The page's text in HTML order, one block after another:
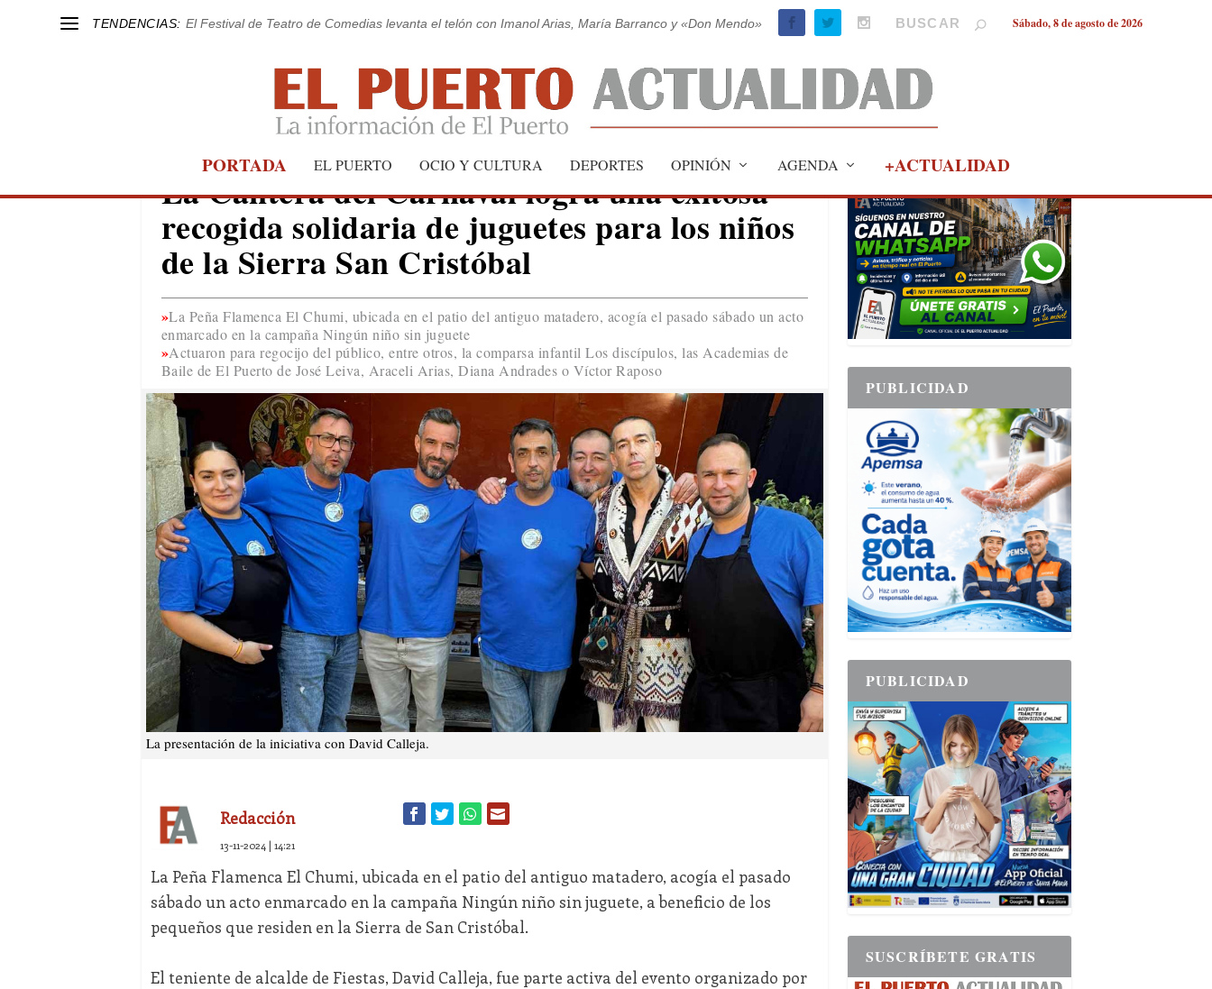
TENDENCIAS: El Festival de Teatro de Comedias levanta el telón con Imanol Arias, María Barranco y «Don Mendo» Sábado, 8 de agosto de 2026
PORTADA EL PUERTO OCIO Y CULTURA DEPORTES OPINIÓN AGENDA +ACTUALIDAD
EL PUERTO
La Cantera del Carnaval logra una exitosa
recogida solidaria de juguetes para los niños
de la Sierra San Cristóbal
La Peña Flamenca El Chumi, ubicada en el patio del antiguo matadero, acogía el pasado sábado un acto
enmarcado en la campaña Ningún niño sin juguete
Actuaron para regocijo del público, entre otros, la comparsa infantil Los discípulos, las Academias de
Baile de El Puerto de José Leiva, Araceli Arias, Diana Andrades o Víctor Raposo
La presentación de la iniciativa con David Calleja.
Redacción
13-11-2024 | 14:21
La Peña Flamenca El Chumi, ubicada en el patio del antiguo matadero, acogía el pasado
sábado un acto enmarcado en la campaña Ningún niño sin juguete, a beneficio de los
pequeños que residen en la Sierra de San Cristóbal.
El teniente de alcalde de Fiestas, David Calleja, fue parte activa del evento organizado por
PUBLICIDAD
PUBLICIDAD
PUBLICIDAD
SUSCRÍBETE GRATIS